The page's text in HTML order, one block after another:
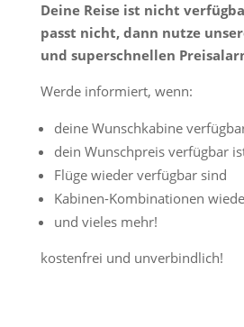
Deine Reise ist nicht
passt nicht, dann nutze
und superschnellen
Werde informiert, wenn:
deine Wunschkabine
dein Wunschpreis verfügbar
Flüge wieder verfügbar sind
Kabinen-Kombinationen
und vieles mehr!
kostenfrei und unverbindlich!